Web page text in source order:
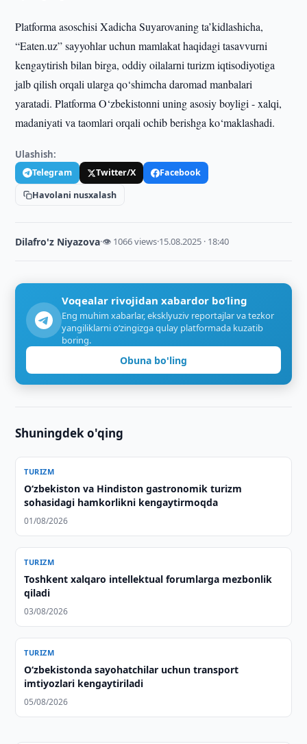
Platforma asoschisi Xadicha Suyarovaning ta’kidlashicha,
“Eaten.uz” sayyohlar uchun mamlakat haqidagi tasavvurni
kengaytirish bilan birga, oddiy oilalarni turizm iqtisodiyotiga
jalb qilish orqali ularga qo‘shimcha daromad manbalari
yaratadi. Platforma O‘zbekistonni uning asosiy boyligi - xalqi,
madaniyati va taomlari orqali ochib berishga ko‘maklashadi.
Ulashish:
Telegram Twitter/X
Facebook
Havolani nusxalash
Dilafro'z Niyazova·👁 1066 views·15.08.2025 · 18:40
Voqealar rivojidan xabardor bo‘ling
Eng muhim xabarlar, eksklyuziv reportajlar va tezkor
yangiliklarni o‘zingizga qulay platformada kuzatib
boring.
Obuna bo'ling
Shuningdek o'qing
TURIZM
Oʻzbekiston va Hindiston gastronomik turizm
sohasidagi hamkorlikni kengaytirmoqda
01/08/2026
TURIZM
Toshkent xalqaro intellektual forumlarga mezbonlik
qiladi
03/08/2026
TURIZM
Oʻzbekistonda sayohatchilar uchun transport
imtiyozlari kengaytiriladi
05/08/2026